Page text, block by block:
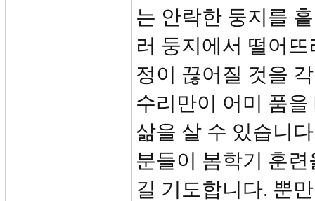
는 안락한 둥지를
러 둥지에서 떨어
정이 끊어질 것을
수리만이 어미 품
삶을 살 수 있습니
분들이 봄학기 훈
길 기도합니다. 뿐